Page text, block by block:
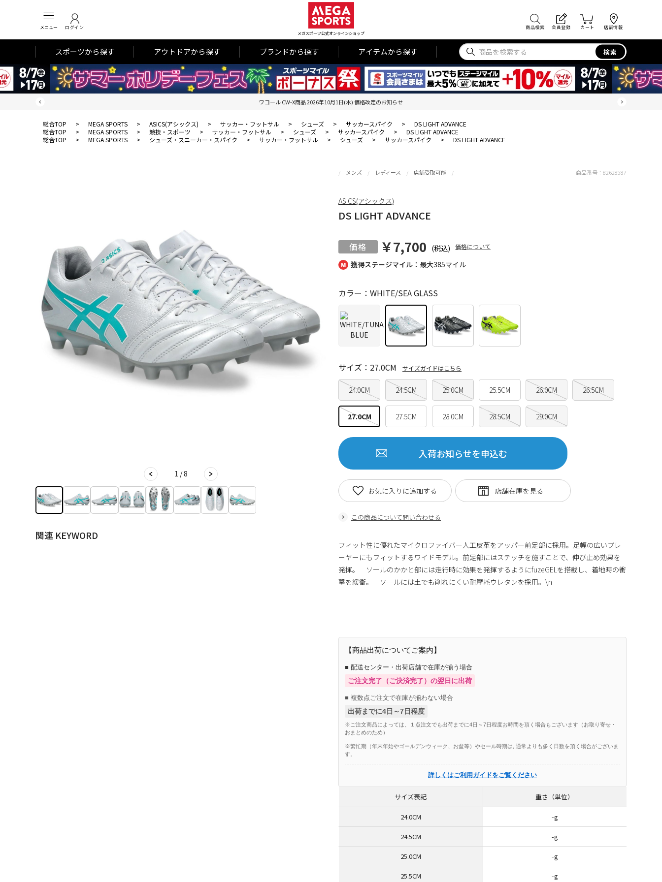
メニュー ログイン
メガスポーツ公式オンラインショップ
商品検索 会員登録 カート 店舗情報
スポーツから探す アウトドアから探す ブランドから探す アイテムから探す 検索
ワコール CW-X商品 2026年10月1日(木) 価格改定のお知らせ
総合TOP > MEGA SPORTS > ASICS(アシックス) > サッカー・フットサル > シューズ > サッカースパイク >
DS LIGHT ADVANCE
総合TOP
> MEGA SPORTS > 競技・スポーツ > サッカー・フットサル > シューズ > サッカースパイク >
DS LIGHT ADVANCE
総合TOP
> MEGA SPORTS > シューズ・スニーカー・スパイク > サッカー・フットサル > シューズ > サッカースパイク > DS LIGHT ADVANCE
1 / 8
関連 KEYWORD
獲得ステージマイル：最大385マイル
メンズ レディース 店舗受取可能
DS LIGHT ADVANCE
￥7,700 (税込) 価格について
カラー：WHITE/SEA GLASS
24.0CM 24.5CM 25.0CM 25.5CM 26.0CM 26.5CM
27.0CM 27.5CM 28.0CM 28.5CM 29.0CM
サイズ：27.0CM サイズガイドはこちら
入荷お知らせを申込む
この商品について問い合わせる
お気に入りに追加する
商品番号： 82628587
ASICS(アシックス)
フィット性に優れたマイクロファイバー人工皮革をアッパー前足部に採用。足幅の広いプレ
ーヤーにもフィットするワイドモデル。前足部にはステッチを施すことで、伸び止め効果を
発揮。 ソールのかかと部には走行時に効果を発揮するようにfuzeGELを搭載し、着地時の衝
撃を緩衝。 ソールには土でも削れにくい耐摩耗ウレタンを採用。\n
【商品出荷についてご案内】
■ 配送センター・出荷店舗で在庫が揃う場合
ご注文完了（ご決済完了）の翌日に出荷
■ 複数点ご注文で在庫が揃わない場合
出荷までに4日～7日程度
※ご注文商品によっては、１点注文でも出荷までに4日～7日程度お時間を頂く場合もございます（お取り寄せ・
おまとめのため）
※繁忙期（年末年始やゴールデンウィーク、お盆等）やセール時期は, 通常よりも多く日数を頂く場合がございま
す。
詳しくはご利用ガイドをご覧ください
サイズ表記 重さ（単位）
24.0CM -g
24.5CM -g
25.0CM -g
25.5CM -g